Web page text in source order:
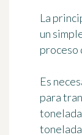
La
un
proceso
Es
para